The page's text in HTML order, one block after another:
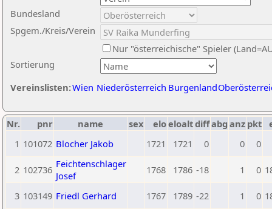
Sortierung
Bundesland
Spgem./Kreis/Verein
Nur "österreichische" Spieler
Vereinslisten:Wien Niederösterreich Burgenland
Nr. pnr name sex eloeloaltdiffabg anz pkt
1 101072 Blocher Jakob 1721 1721 0 0 0
2 102736 Feichtenschlager
Josef
1768 1786 -18 1 0
3 103149 Friedl Gerhard 1767 1789 -22 1 0